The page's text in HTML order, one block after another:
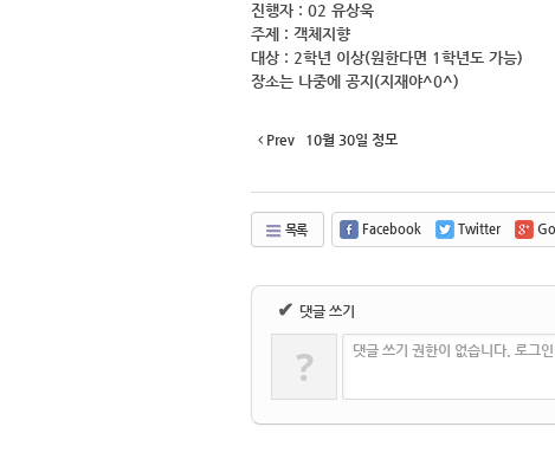
진행자 : 02 유상욱
주제 : 객체지향
대상 : 2학년 이상(원한다면 1학년도 가능)
장소는 나중에 공지(지재야^0^)
Prev 10월 30일 정모
목록 Facebook Twitter
✔ 댓글 쓰기
? 댓글 쓰기 권한이 없습니다. 로그